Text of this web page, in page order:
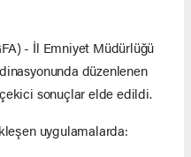
- İl Emniyet Müdürlüğü
düzenlenen
sonuçlar elde edildi.
uygulamalarda: